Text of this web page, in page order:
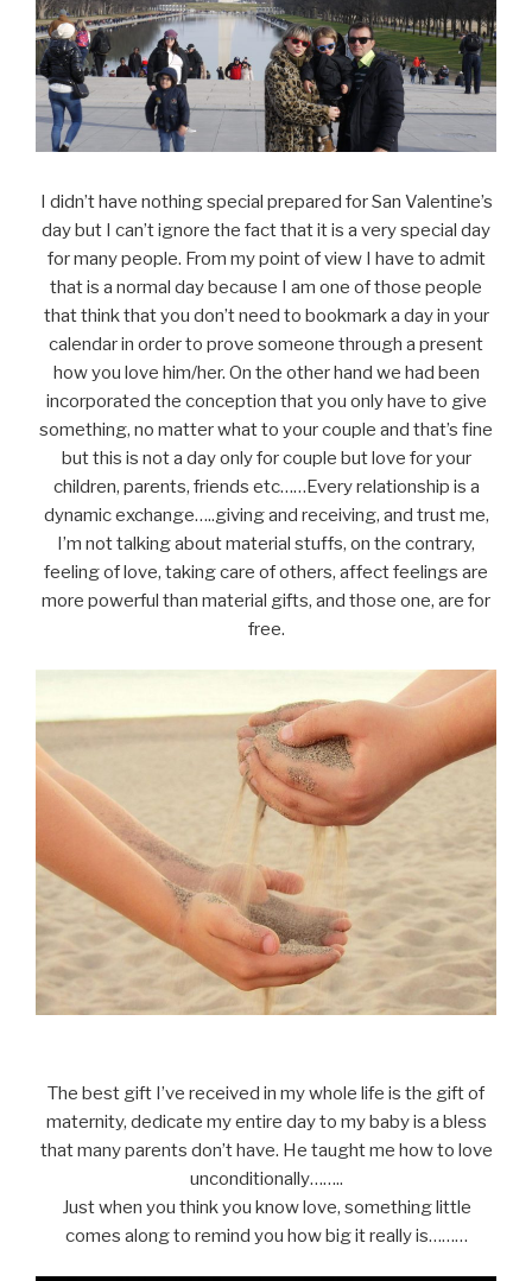
I didn’t have nothing special prepared for San Valentine’s
day but I can’t ignore the fact that it is a very special day
for many people. From my point of view I have to admit
that is a normal day because I am one of those people
that think that you don’t need to bookmark a day in your
calendar in order to prove someone through a present
how you love him/her. On the other hand we had been
incorporated the conception that you only have to give
something, no matter what to your couple and that’s fine
but this is not a day only for couple but love for your
children, parents, friends etc……Every relationship is a
dynamic exchange…..giving and receiving, and trust me,
I’m not talking about material stuffs, on the contrary,
feeling of love, taking care of others, affect feelings are
more powerful than material gifts, and those one, are for
free.
The best gift I’ve received in my whole life is the gift of
maternity, dedicate my entire day to my baby is a bless
that many parents don’t have. He taught me how to love
unconditionally……..
Just when you think you know love, something little
comes along to remind you how big it really is………